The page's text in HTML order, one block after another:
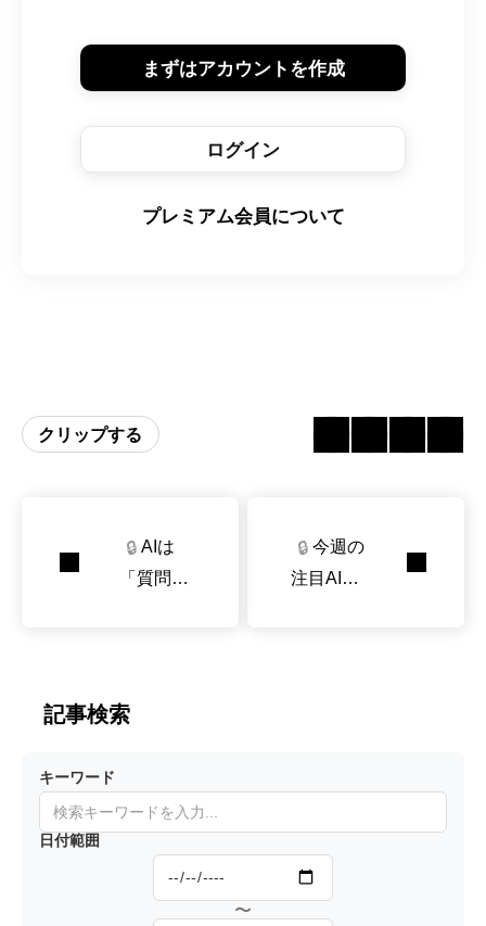
まずはアカウントを作成
ログイン
プレミアム会員について
クリップする
🔒 AIは
「質問す
る相手」
に変わ
の分担は
どうな
🔒 今週の
注目AI論
記事検索
キーワード
日付範囲
〜